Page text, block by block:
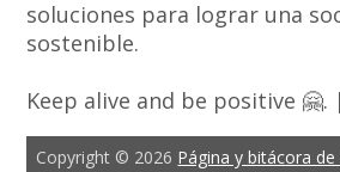
soluciones para lograr una
sostenible.
Keep alive and be positive 🤗. |
Copyright © 2026 Página y bitácora de